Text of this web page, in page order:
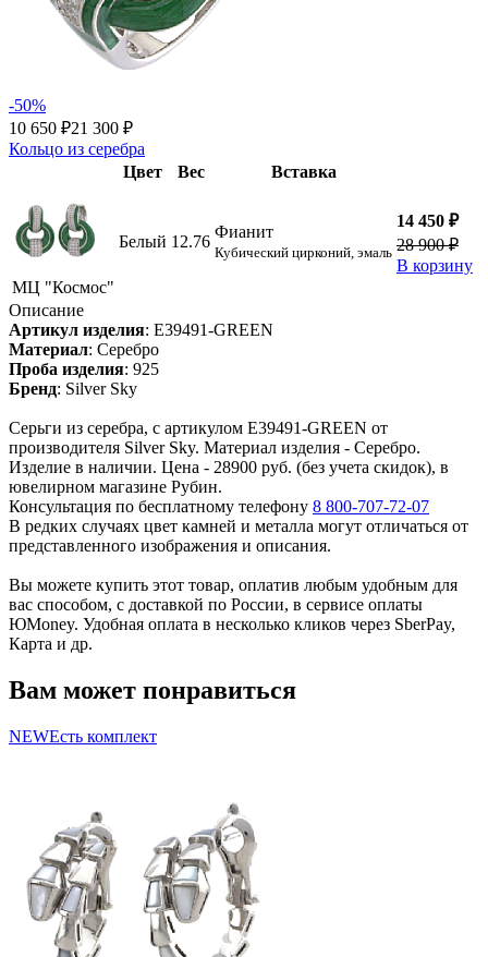
-50%
10 650 ₽21 300 ₽
Кольцо из серебра
Цвет
Вес Вставка
МЦ "Космос"
Белый 12.76
Фианит
Кубический цирконий, эмаль
14 450 ₽
28 900 ₽
В корзину
Описание
Артикул изделия: E39491-GREEN
Материал: Серебро
Проба изделия: 925
Бренд: Silver Sky
Серьги из серебра, с артикулом E39491-GREEN от
производителя Silver Sky. Материал изделия - Серебро.
Изделие в наличии. Цена - 28900 руб. (без учета скидок), в
ювелирном магазине Рубин.
Консультация по бесплатному телефону 8 800-707-72-07
В редких случаях цвет камней и металла могут отличаться от
представленного изображения и описания.
Вы можете купить этот товар, оплатив любым удобным для
вас способом, с доставкой по России, в сервисе оплаты
ЮMoney. Удобная оплата в несколько кликов через SberPay,
Карта и др.
Вам может понравиться
NEWЕсть комплект